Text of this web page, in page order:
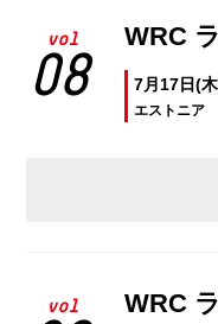
vol
08
WRC
7月17日(
エストニア
vol WRC